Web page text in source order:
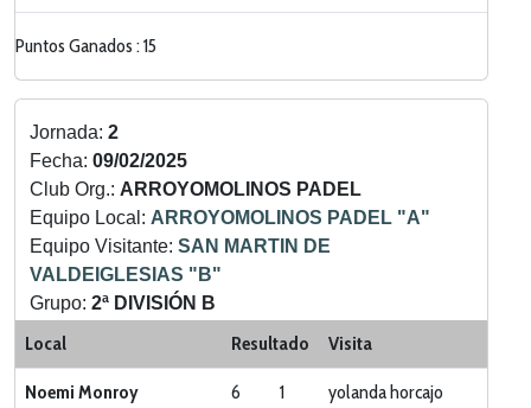
Puntos Ganados : 15
Jornada: 2
Fecha: 09/02/2025
Club Org.: ARROYOMOLINOS PADEL
Equipo Local: ARROYOMOLINOS PADEL "A"
Equipo Visitante: SAN MARTIN DE
VALDEIGLESIAS "B"
Grupo: 2ª DIVISIÓN B
Categoria:
LIGA ZONA SUR
Local Resultado Visita
Noemi Monroy
6 1
yolanda horcajo